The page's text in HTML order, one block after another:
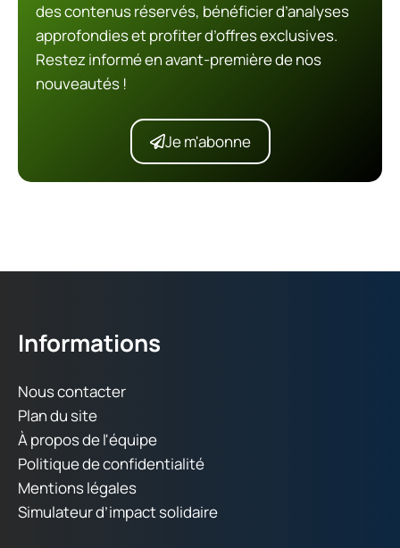
des contenus réservés, bénéficier d’analyses
approfondies et profiter d’offres exclusives.
Restez informé en avant-première de nos
nouveautés !
Je m'abonne
Informations
Nous contacter
Plan du site
À propos de l'équipe
Politique de confidentialité
Mentions légales
Simulateur d’impact solidaire